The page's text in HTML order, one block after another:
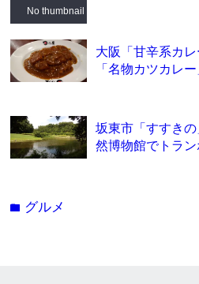
No thumbnail
大阪「甘辛系カ
「名物カツカレー
坂東市「すすき
然博物館でトラ
folder グルメ